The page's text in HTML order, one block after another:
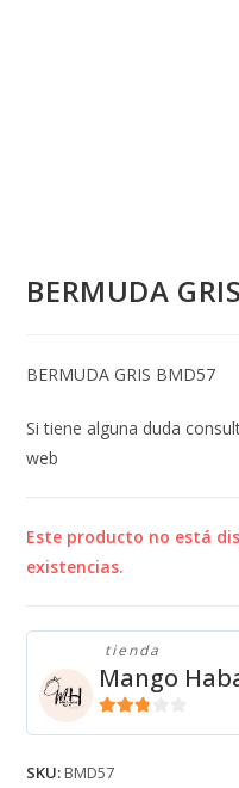
BERMUDA
BERMUDA GRIS BMD57
Si tiene alguna duda
web
Este producto no está
existencias.
tienda
Mango
SKU:BMD57